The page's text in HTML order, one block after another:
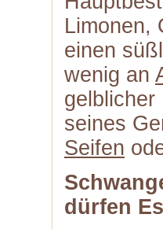
Limonen,
einen
wenig an
gelblicher
seines
Seifen
dürfen